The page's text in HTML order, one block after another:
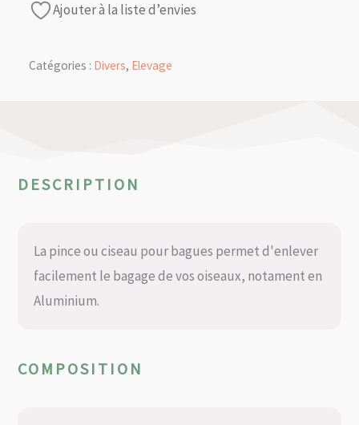
Ajouter à la liste d’envies
Catégories : Divers, Elevage
DESCRIPTION
La pince ou ciseau pour bagues permet d'enlever
facilement le bagage de vos oiseaux, notament en
Aluminium.
COMPOSITION